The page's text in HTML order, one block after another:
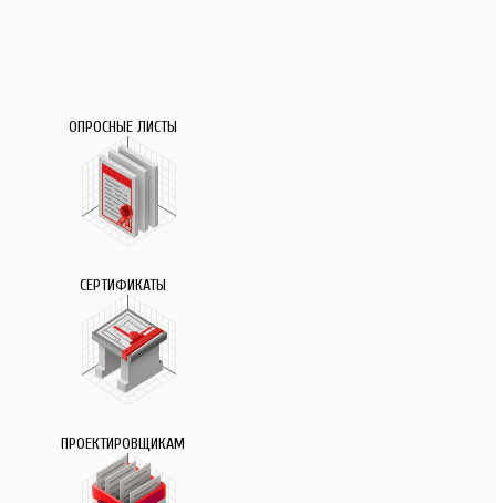
ОПРОСНЫЕ ЛИСТЫ
СЕРТИФИКАТЫ
ПРОЕКТИРОВЩИКАМ